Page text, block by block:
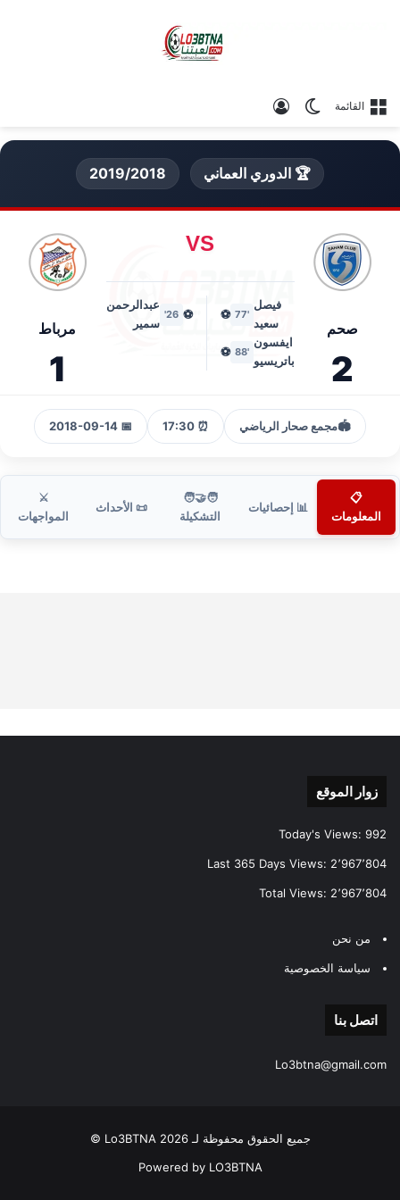
القائمة الوضع المظلم
🏆 الدوري العماني 2019/2018
صحم
2
VS
فيصل
سعيد
'77
⚽
ايفسون
باتريسيو
'88
⚽
⚽
26'
عبدالرحمن
سمير
مرباط
1
🏟️مجمع صحار الرياضي ⏰ 17:30
📅 2018-09-14
📋
المعلومات
📊 إحصائيات
🧑‍🤝‍🧑
التشكيلة
📜 الأحداث
⚔️
المواجهات
زوار الموقع
Today's Views: 992
Last 365 Days Views: 2٬967٬804
Total Views: 2٬967٬804
من نحن
سياسة الخصوصية
اتصل بنا
Lo3btna@gmail.com
جميع الحقوق محفوظة لـ Lo3BTNA 2026 ©
Powered by LO3BTNA